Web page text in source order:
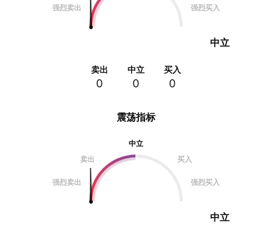
震荡指标
中立
卖出
买入
强烈卖出 强烈买入
中立
强烈卖出 强烈买入
中立
卖出
0
中立
0
买入
0